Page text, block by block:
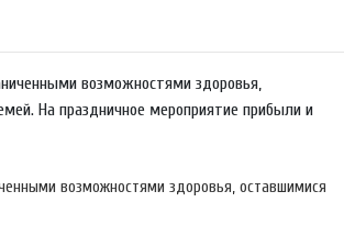
возможностями здоровья,
На праздничное мероприятие прибыли и
возможностями здоровья, оставшимися